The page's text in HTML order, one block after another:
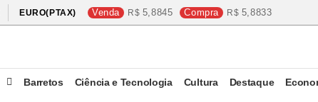
EURO(PTAX) Venda 5,8845 Compra 5,8833
Barretos Ciência e Tecnologia Cultura Destaque